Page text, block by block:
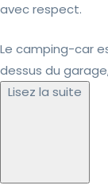
avec respect.
Le camping-car
dessus du garage,
Lisez la suite